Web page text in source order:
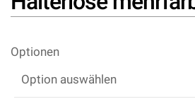
Optionen